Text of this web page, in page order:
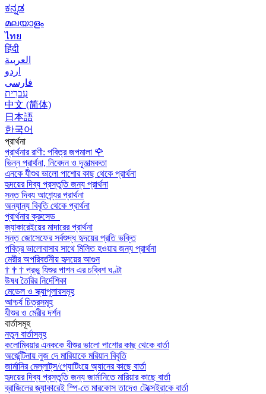
ಕನ್ನಡ
മലയാളം
ไทย
हिंदी
العربية
اردو
فارسی
עִברִית
中文 (简体)
日本語
한국어
প্রার্থনা
প্রার্থনার রাণী: পবিত্র জপমালা 🌹
ভিন্ন প্রার্থনা, নিবেদন ও দূতাত্মকতা
এনকে যীশুর ভালো পাশোর কাছ থেকে প্রার্থনা
হৃদয়ের দিব্য প্রস্তুতি জন্য প্রার্থনা
সন্ত দিব্য আশ্র্যের প্রার্থনা
অন্যান্য বিবৃতি থেকে প্রার্থনা
প্রার্থনার ক্রুসেড
জ্যাকারেইয়ের মাদারের প্রার্থনা
সন্ত জোসেফের সর্বশুদ্ধ হৃদয়ের প্রতি ভক্তি
পবিত্র ভালোবাসার সাথে মিলিত হওয়ার জন্য প্রার্থনা
মেরীর অপরিবর্তনীয় হৃদয়ের আগুন
† † † প্রভু যিশুর পাশন এর চব্বিশ ঘণ্টা
উষধ তৈরির নির্দেশিকা
মেডেল ও স্ক্যাপুলারসমূহ
আশ্চর্য চিত্রসমূহ
যীশুর ও মেরীর দর্শন
বার্তাসমূহ
নতুন বার্তাসমূহ
কলোম্বিয়ার এনককে যীশুর ভালো পাশোর কাছ থেকে বার্তা
অর্জেন্টিনায় লুজ দে মারিয়াকে মরিয়ান বিবৃতি
জার্মানির মেল্লাট্‌স/গ্যোটিংয়ে অ্যানের কাছে বার্তা
হৃদয়ের দিব্য প্রস্তুতি জন্য জার্মানিতে মারিয়ার কাছে বার্তা
ব্রাজিলের জ্যাকারেই স্পি-তে মারকোস তাদেও টেক্সেইরাকে বার্তা